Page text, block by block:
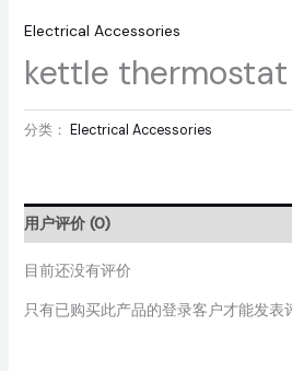
Electrical Accessories
kettle
分类： Electrical Accessories
用户评价 (0)
目前还没有评价
只有已购买此产品的登录客户才能发表